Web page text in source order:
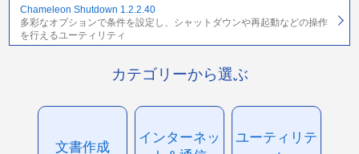
Chameleon Shutdown 1.2.2.40
多彩なオプションで条件を設定し、シャットダウンや再起動などの操作
を行えるユーティリティ
カテゴリーから選ぶ
文書作成
インターネッ
ユーティリテ